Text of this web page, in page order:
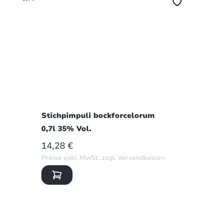
Stichpimpuli bockforcelorum
0,7l 35% Vol.
REGULÄRER PREIS:
14,28 €
Preise exkl. MwSt. zzgl. Versandkosten